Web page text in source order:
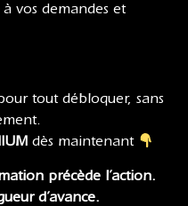
vos demandes et
tout débloquer, sans
dès maintenant
précède l’action.
d’avance.